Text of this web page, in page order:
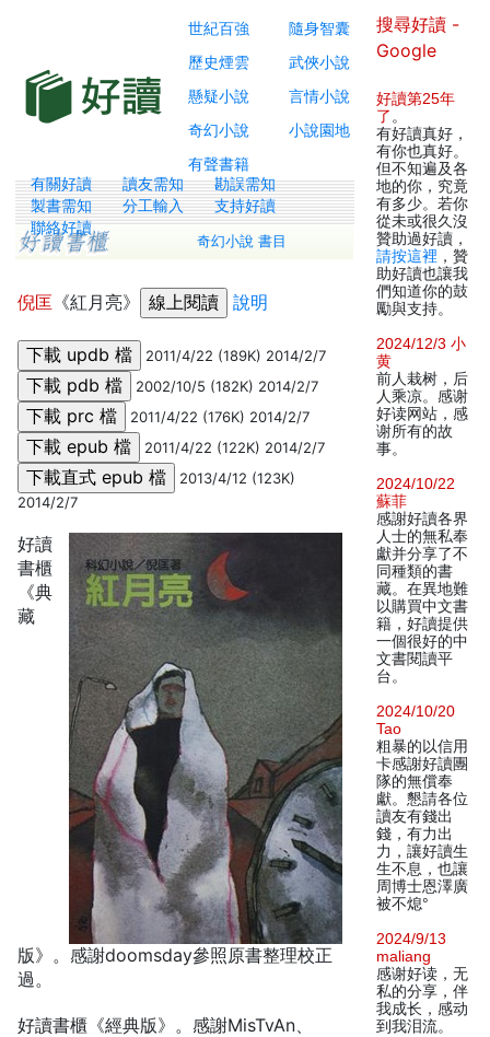
世紀百強
隨身智囊
歷史煙雲
武俠小說
懸疑小說
言情小說
奇幻小說
小說園地
有聲書籍
有關好讀 讀友需知
勘誤需知
製書需知
分工輸入
支持好讀
聯絡好讀
奇幻小說 書目
倪匡 《紅月亮》 說明
2011/4/22 (189K) 2014/2/7
2002/10/5 (182K) 2014/2/7
2011/4/22 (176K) 2014/2/7
2011/4/22 (122K) 2014/2/7
2013/4/12 (123K)
2014/2/7
好讀
書櫃
《典
藏
版》。感謝doomsday參照原書整理校正
過。
好讀書櫃《經典版》。感謝MisTvAn、
搜尋好讀 -
Google
好讀第25年
了 。
有好讀真好，
有你也真好。
但不知遍及各
地的你，究竟
有多少。若你
從未或很久沒
贊助過好讀，
請按這裡 ，贊
助好讀也讓我
們知道你的鼓
勵與支持。
2024/12/3 小
黄
前人栽树，后
人乘凉。感谢
好读网站，感
谢所有的故
事。
2024/10/22
蘇菲
感謝好讀各界
人士的無私奉
獻并分享了不
同種類的書
藏。在異地難
以購買中文書
籍，好讀提供
一個很好的中
文書閱讀平
台。
2024/10/20
Tao
粗暴的以信用
卡感謝好讀團
隊的無償奉
獻。懇請各位
讀友有錢出
錢，有力出
力，讓好讀生
生不息，也讓
周博士恩澤廣
被不熄°
2024/9/13
maliang
感谢好读，无
私的分享，伴
我成长，感动
到我泪流。